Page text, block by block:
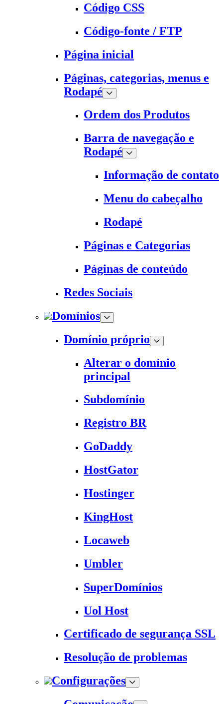
Código CSS
Código-fonte / FTP
Página inicial
Páginas, categorias, menus e
Rodapé
Ordem dos Produtos
Barra de navegação e
Rodapé
Informação de contato
Menu do cabeçalho
Rodapé
Páginas e Categorias
Páginas de conteúdo
Redes Sociais
Domínios
Domínio próprio
Alterar o domínio
principal
Subdomínio
Registro BR
GoDaddy
HostGator
Hostinger
KingHost
Locaweb
Umbler
SuperDomínios
Uol Host
Certificado de segurança SSL
Resolução de problemas
Configurações